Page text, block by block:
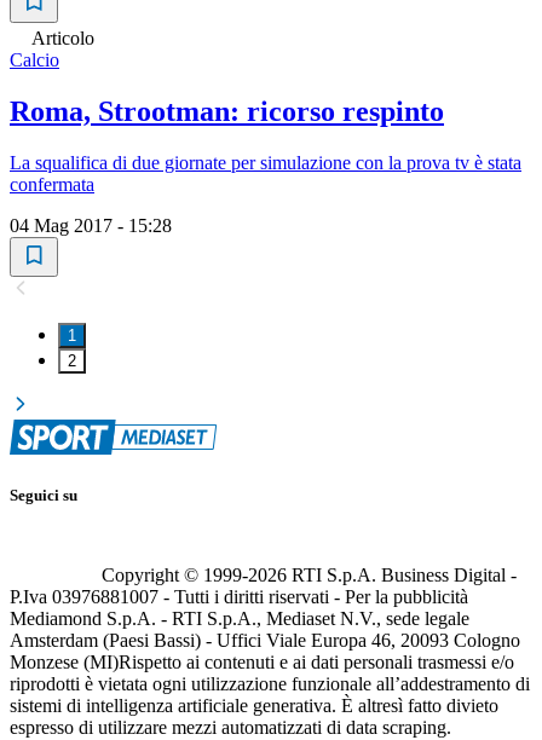
Articolo
Calcio
Roma, Strootman: ricorso respinto
La squalifica di due giornate per simulazione con la prova tv è stata
confermata
04 Mag 2017 - 15:28
1
2
Seguici su
Copyright © 1999-2026 RTI S.p.A. Business Digital -
P.Iva 03976881007 - Tutti i diritti riservati - Per la pubblicità
Mediamond S.p.A. - RTI S.p.A., Mediaset N.V., sede legale
Amsterdam (Paesi Bassi) - Uffici Viale Europa 46, 20093 Cologno
Monzese (MI)Rispetto ai contenuti e ai dati personali trasmessi e/o
riprodotti è vietata ogni utilizzazione funzionale all’addestramento di
sistemi di intelligenza artificiale generativa. È altresì fatto divieto
espresso di utilizzare mezzi automatizzati di data scraping.